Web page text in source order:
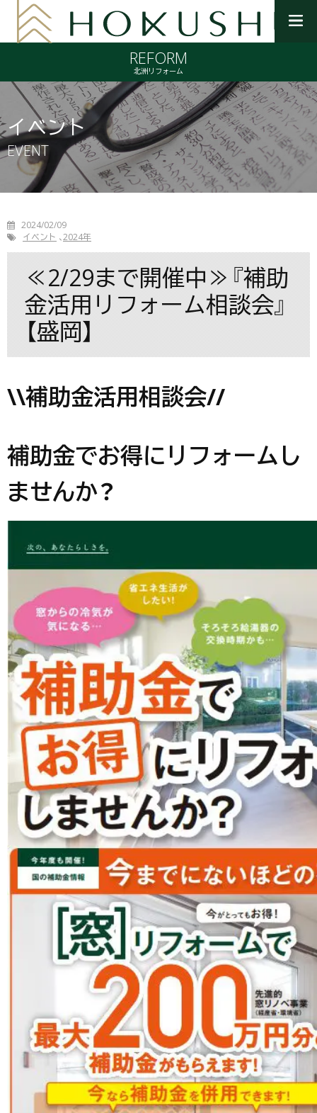
を
開
く
REFORM
北洲リフォーム
イベント
EVENT
2024/02/09
イベント
2024年
≪2/29まで開催中≫『補助
金活用リフォーム相談会』
【盛岡】
\\補助金活用相談会//
補助金でお得にリフォームし
ませんか？